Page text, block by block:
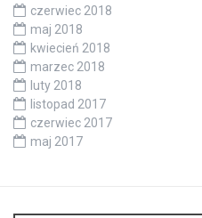
czerwiec 2018
maj 2018
kwiecień 2018
marzec 2018
luty 2018
listopad 2017
czerwiec 2017
maj 2017